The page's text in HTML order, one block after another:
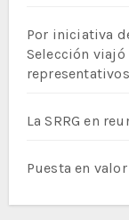
Por iniciativa
Selección
representativos
La SRRG en
Puesta en